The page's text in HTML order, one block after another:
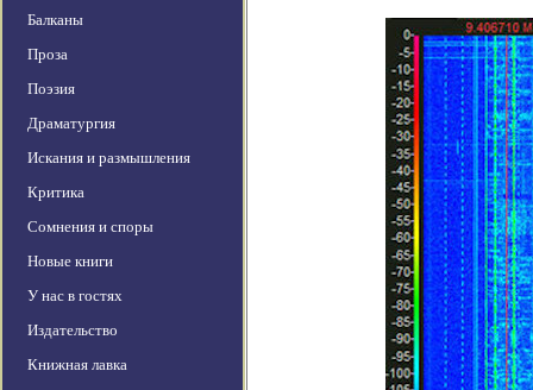
Балканы
Проза
Поэзия
Драматургия
Искания и размышления
Критика
Сомнения и споры
Новые книги
У нас в гостях
Издательство
Книжная лавка